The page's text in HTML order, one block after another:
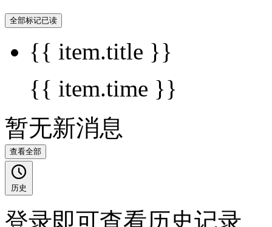
全部标记已读
{{ item.title }}
{{ item.time }}
暂无新消息
查看全部
历史
登录即可查看历史记录